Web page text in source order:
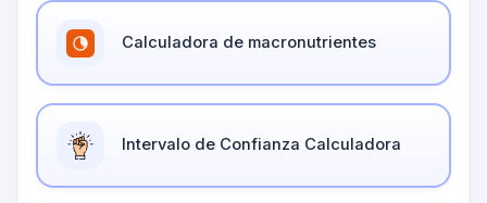
Calculadora de macronutrientes
Intervalo de Confianza Calculadora